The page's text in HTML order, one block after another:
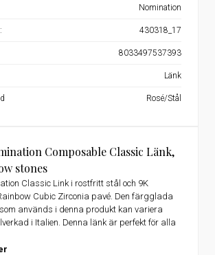
Composable Classic Länk,
stones
Classic Link i rostfritt stål och 9K
Cubic Zirconia pavé. Den färgglada
används i denna produkt kan variera
i Italien. Denna länk är perfekt för alla
Nomination
430318_17
8033497537393
Länk
Rosé/Stål